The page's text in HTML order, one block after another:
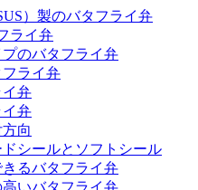
）製のバタフライ弁
ライ弁
のバタフライ弁
ライ弁
イ弁
弁
向
シールとソフトシール
るバタフライ弁
いバタフライ弁